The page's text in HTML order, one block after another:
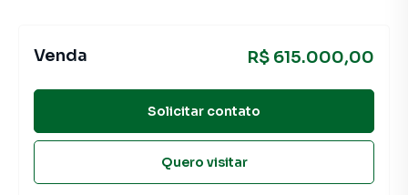
Venda R$ 615.000,00
Solicitar contato
Quero visitar